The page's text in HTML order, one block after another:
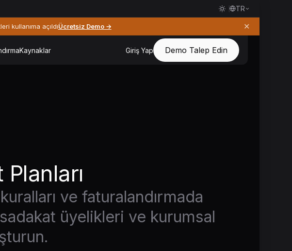
TR
kullanıma açıldıÜcretsiz Demo → ✕
Kaynaklar Giriş Yap Demo Talep Edin
ve faturalandırmada
üyelikleri ve kurumsal